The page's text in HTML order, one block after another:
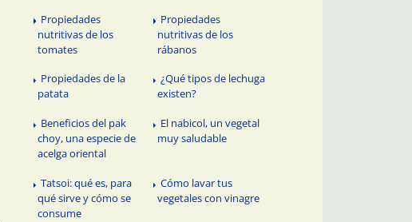
Propiedades
nutritivas de los
tomates
Propiedades
nutritivas de los
rábanos
Propiedades de la
patata
¿Qué tipos de lechuga
existen?
Beneficios del pak
choy, una especie de
acelga oriental
El nabicol, un vegetal
muy saludable
Tatsoi: qué es, para
qué sirve y cómo se
consume
Cómo lavar tus
vegetales con vinagre